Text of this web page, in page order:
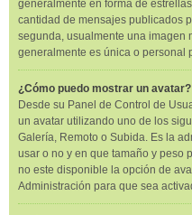
generalmente en forma de
cantidad de mensajes publicados
segunda, usualmente una imagen
generalmente es única o personal
¿Cómo puedo mostrar un avatar?
Desde su Panel de Control de
un avatar utilizando uno de los
Galería, Remoto o Subida. Es la
usar o no y en que tamaño y peso
no este disponible la opción de
Administración para que sea